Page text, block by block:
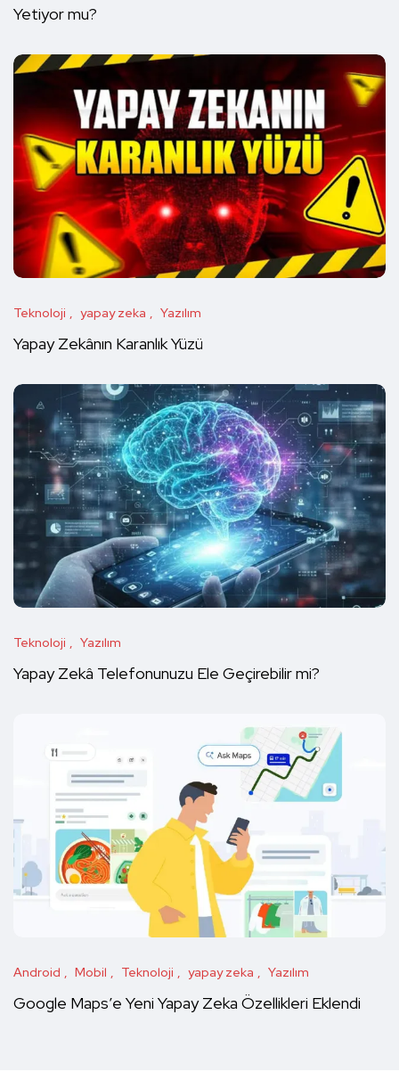
Yetiyor mu?
Teknoloji yapay zeka Yazılım
Yapay Zekânın Karanlık Yüzü
Teknoloji Yazılım
Yapay Zekâ Telefonunuzu Ele Geçirebilir mi?
Android Mobil Teknoloji yapay zeka Yazılım
Google Maps’e Yeni Yapay Zeka Özellikleri Eklendi